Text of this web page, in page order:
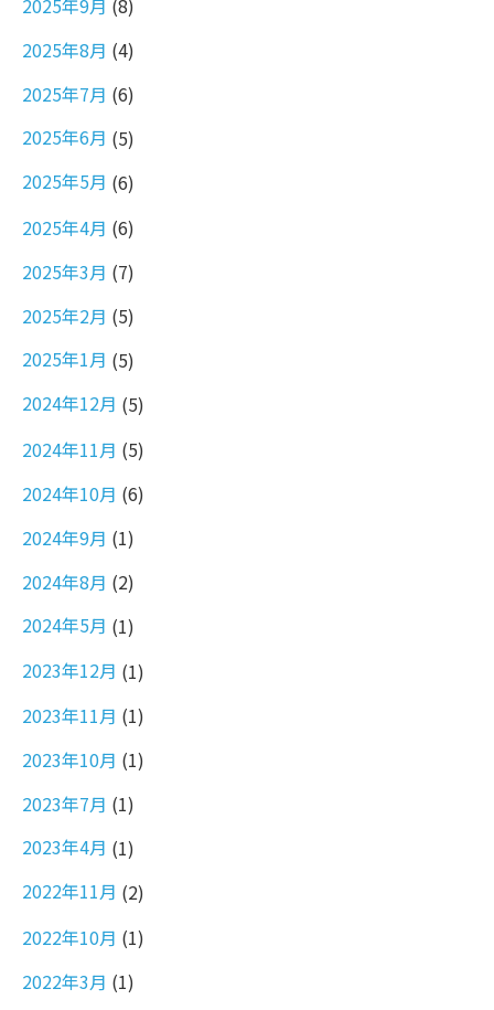
2025年8月 (4)
2025年7月 (6)
2025年6月 (5)
2025年5月 (6)
2025年4月 (6)
2025年3月 (7)
2025年2月 (5)
2025年1月 (5)
2024年12月 (5)
2024年11月 (5)
2024年10月 (6)
2024年9月 (1)
2024年8月 (2)
2024年5月 (1)
2023年12月 (1)
2023年11月 (1)
2023年10月 (1)
2023年7月 (1)
2023年4月 (1)
2022年11月 (2)
2022年10月 (1)
2022年3月 (1)